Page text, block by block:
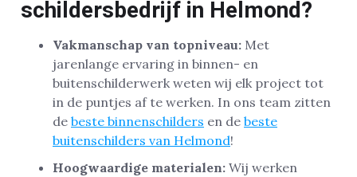
schildersbedrijf in Helmond?
Vakmanschap van topniveau: Met
jarenlange ervaring in binnen- en
buitenschilderwerk weten wij elk project tot
in de puntjes af te werken. In ons team zitten
de beste binnenschilders en de beste
buitenschilders van Helmond!
Hoogwaardige materialen: Wij werken